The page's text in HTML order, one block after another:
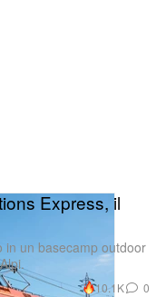
Express, il
in un basecamp outdoor
10.1K 0